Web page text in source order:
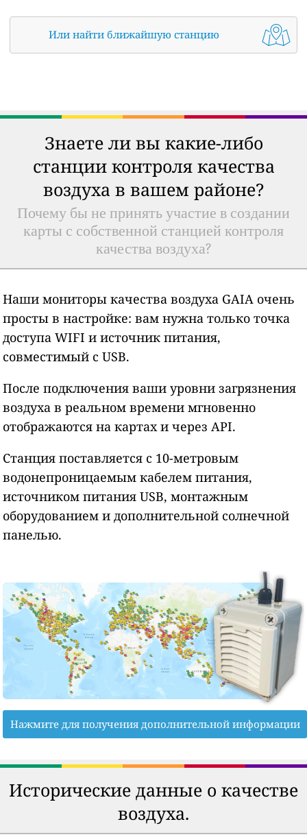
Или найти ближайшую станцию
Знаете ли вы какие-либо
станции контроля качества
воздуха в вашем районе?
Почему бы не принять участие в создании
карты с собственной станцией контроля
качества воздуха?
Наши мониторы качества воздуха GAIA очень
просты в настройке: вам нужна только точка
доступа WIFI и источник питания,
совместимый с USB.
После подключения ваши уровни загрязнения
воздуха в реальном времени мгновенно
отображаются на картах и через API.
Станция поставляется с 10-метровым
водонепроницаемым кабелем питания,
источником питания USB, монтажным
оборудованием и дополнительной солнечной
панелью.
Нажмите для получения дополнительной информации
Исторические данные о качестве
воздуха.